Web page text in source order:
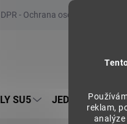
reklam,
- Ochrana osobních údajů
SU5